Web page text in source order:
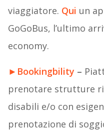
viaggiatore. Qui un
GoGoBus, l’ultimo
economy.
► Bookingbility –
prenotare strutture
disabili e/o con
prenotazione di